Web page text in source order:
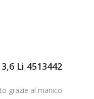
Li 4513442
grazie al manico